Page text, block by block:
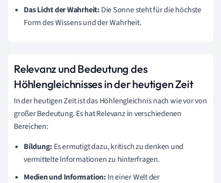
Das Licht der Wahrheit: Die Sonne steht für die höchste
Form des Wissens und der Wahrheit.
Relevanz und Bedeutung des
Höhlengleichnisses in der heutigen Zeit
In der heutigen Zeit ist das Höhlengleichnis nach wie vor von
großer Bedeutung. Es hat Relevanz in verschiedenen
Bereichen:
Bildung: Es ermutigt dazu, kritisch zu denken und
vermittelte Informationen zu hinterfragen.
Medien und Information: In einer Welt der